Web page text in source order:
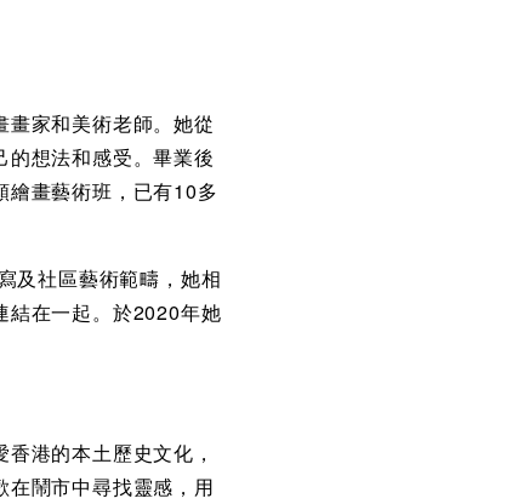
家和美術老師。她從
想法和感受。畢業後
繪畫藝術班，已有10多
及社區藝術範疇，她相
結在一起。於2020年她
港的本土歷史文化，
鬧市中尋找靈感，用